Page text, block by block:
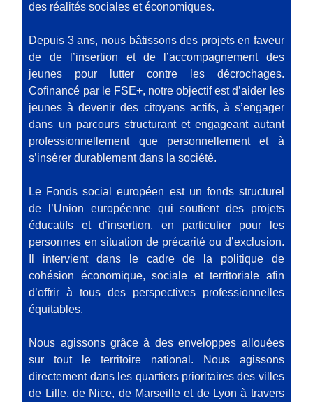
des réalités sociales et économiques.
Depuis 3 ans, nous bâtissons des projets en faveur
de de l’insertion et de l’accompagnement des
jeunes pour lutter contre les décrochages.
Cofinancé par le FSE+, notre objectif est d’aider les
jeunes à devenir des citoyens actifs, à s’engager
dans un parcours structurant et engageant autant
professionnellement que personnellement et à
s’insérer durablement dans la société.
Le Fonds social européen est un fonds structurel
de l’Union européenne qui soutient des projets
éducatifs et d’insertion, en particulier pour les
personnes en situation de précarité ou d’exclusion.
Il intervient dans le cadre de la politique de
cohésion économique, sociale et territoriale afin
d’offrir à tous des perspectives professionnelles
équitables.
Nous agissons grâce à des enveloppes allouées
sur tout le territoire national. Nous agissons
directement dans les quartiers prioritaires des villes
de Lille, de Nice, de Marseille et de Lyon à travers